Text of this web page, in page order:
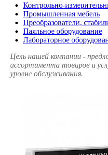
Контрольно-
Промышленная мебель
Преобразователи,
Паяльное оборудование
Лабораторное
Цель нашей компании -
ассортимента товаров и
уровне обслуживания.